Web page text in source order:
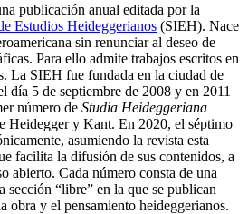
publicación anual editada por la
Estudios Heideggerianos (SIEH). Nace
sin renunciar al deseo de
Para ello admite trabajos escritos en
La SIEH fue fundada en la ciudad de
día 5 de septiembre de 2008 y en 2011
número de Studia Heideggeriana
Heidegger y Kant. En 2020, el séptimo
asumiendo la revista esta
facilita la difusión de sus contenidos, a
abierto. Cada número consta de una
sección “libre” en la que se publican
obra y el pensamiento heideggerianos.